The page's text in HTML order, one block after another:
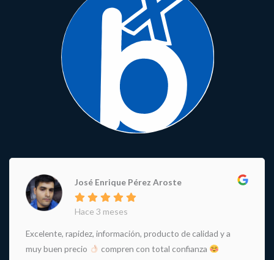
José Enrique Pérez Aroste
Hace 3 meses
Excelente, rapidez, información, producto de calidad y a
muy buen precio
compren con total confianza